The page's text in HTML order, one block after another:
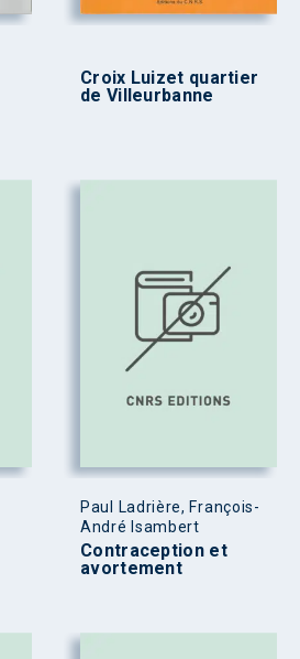
Croix Luizet quartier
de Villeurbanne
Paul Ladrière, François-
André Isambert
Contraception et
avortement